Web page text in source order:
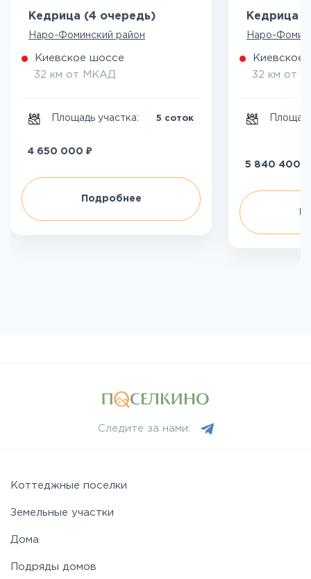
Кедрица (4 очередь)
Наро-Фоминский район
Киевское шоссе
32 км от МКАД
Площадь участка: 5 соток
4 650 000 ₽
Подробнее
Кедрица
Наро-
Киевское
32 км от
5 840 400
Следите за нами:
Коттеджные поселки
Земельные участки
Дома
Подряды домов